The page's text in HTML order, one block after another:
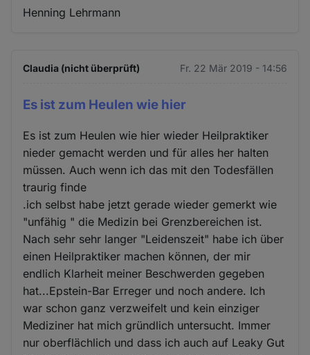
Henning Lehrmann
Claudia (nicht überprüft) Fr. 22 Mär 2019 - 14:56
Es ist zum Heulen wie hier
Es ist zum Heulen wie hier wieder Heilpraktiker
nieder gemacht werden und für alles her halten
müssen. Auch wenn ich das mit den Todesfällen
traurig finde
.ich selbst habe jetzt gerade wieder gemerkt wie
"unfähig " die Medizin bei Grenzbereichen ist.
Nach sehr sehr langer "Leidenszeit" habe ich über
einen Heilpraktiker machen können, der mir
endlich Klarheit meiner Beschwerden gegeben
hat...Epstein-Bar Erreger und noch andere. Ich
war schon ganz verzweifelt und kein einziger
Mediziner hat mich gründlich untersucht. Immer
nur oberflächlich und dass ich auch auf Leaky Gut